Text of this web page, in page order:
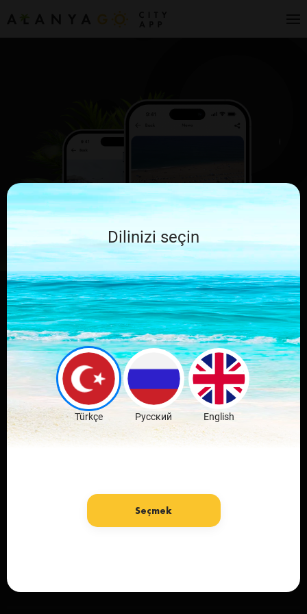
Leave comments
and discuss the
news
Download Free
Dilinizi seçin
Türkçe Русский English
Seçmek